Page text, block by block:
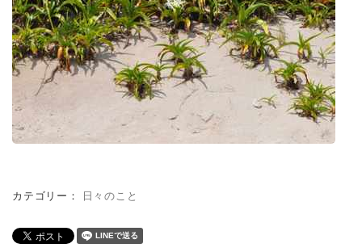
カテゴリー： 日々のこと